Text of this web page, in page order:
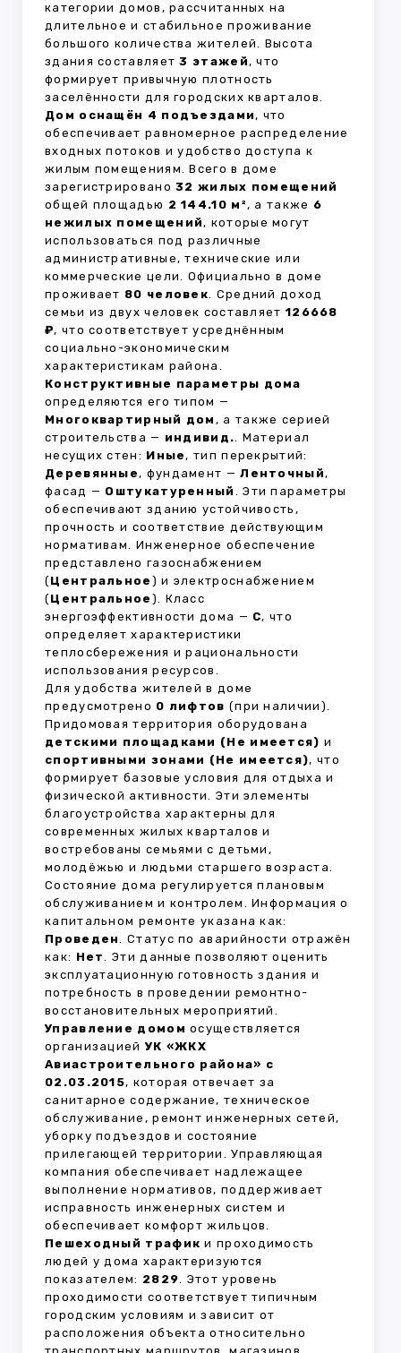
категории домов, рассчитанных на
длительное и стабильное проживание
большого количества жителей. Высота
здания составляет3 этажей, что
формирует привычную плотность
заселённости для городских кварталов.
Дом оснащён 4 подъездами, что
обеспечивает равномерное распределение
входных потоков и удобство доступа к
жилым помещениям. Всего в доме
зарегистрировано32 жилых помещений
общей площадью 2 144.10 м², а также 6
нежилых помещений, которые могут
использоваться под различные
административные, технические или
коммерческие цели. Официально в доме
проживает 80 человек. Средний доход
семьи из двух человек составляет 126668
₽, что соответствует усреднённым
социально-экономическим
характеристикам района.
Конструктивные параметры дома
определяются его типом —
Многоквартирный дом , а также серией
строительства — индивид.. Материал
несущих стен: Иные, тип перекрытий:
Деревянные, фундамент —Ленточный,
фасад — Оштукатуренный . Эти параметры
обеспечивают зданию устойчивость,
прочность и соответствие действующим
нормативам. Инженерное обеспечение
представлено газоснабжением
(Центральное ) и электроснабжением
(Центральное ). Класс
энергоэффективности дома — C, что
определяет характеристики
теплосбережения и рациональности
использования ресурсов.
Для удобства жителей в доме
предусмотрено 0 лифтов (при наличии).
Придомовая территория оборудована
детскими площадками (Не имеется) и
спортивными зонами (Не имеется), что
формирует базовые условия для отдыха и
физической активности. Эти элементы
благоустройства характерны для
современных жилых кварталов и
востребованы семьями с детьми,
молодёжью и людьми старшего возраста.
Состояние дома регулируется плановым
обслуживанием и контролем. Информация о
капитальном ремонте указана как:
Проведен. Статус по аварийности отражён
как: Нет. Эти данные позволяют оценить
эксплуатационную готовность здания и
потребность в проведении ремонтно-
восстановительных мероприятий.
Управление домом осуществляется
организациейУК «ЖКХ
Авиастроительного района» с
02.03.2015, которая отвечает за
санитарное содержание, техническое
обслуживание, ремонт инженерных сетей,
уборку подъездов и состояние
прилегающей территории. Управляющая
компания обеспечивает надлежащее
выполнение нормативов, поддерживает
исправность инженерных систем и
обеспечивает комфорт жильцов.
Пешеходный трафик и проходимость
людей у дома характеризуются
показателем: 2829. Этот уровень
проходимости соответствует типичным
городским условиям и зависит от
расположения объекта относительно